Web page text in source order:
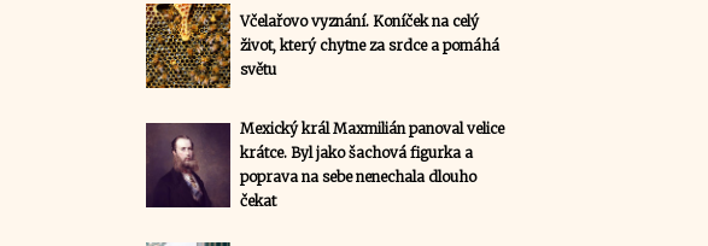
Včelařovo vyznání. Koníček na celý
život, který chytne za srdce a pomáhá
světu
Mexický král Maxmilián panoval velice
krátce. Byl jako šachová figurka a
poprava na sebe nenechala dlouho
čekat